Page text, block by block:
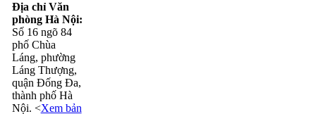
Địa chỉ Văn
phòng Hà Nội:
Số 16 ngõ 84
phố Chùa
Láng, phường
Láng Thượng,
quận Đống Đa,
thành phố Hà
Nội. <Xem bản